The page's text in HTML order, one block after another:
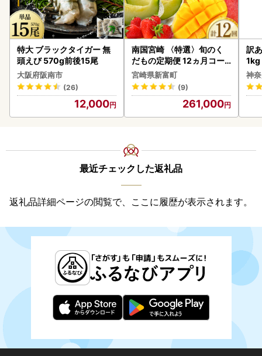
特大 ブラックタイガー 無
頭えび 570g前後15尾
大阪府阪南市
(26)
12,000
南国宮崎 〈特選〉旬のく
だもの定期便 12ヵ月コー
ス【F84-25】
宮崎県新富町
(9)
261,000
訳
1kg
神
最近チェックした返礼品
返礼品詳細ページの閲覧で、ここに履歴が表示されます。